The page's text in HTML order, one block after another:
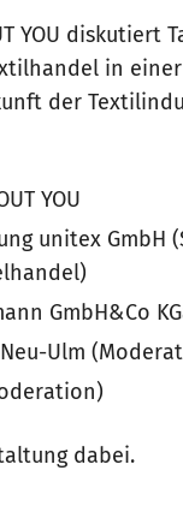
YOU diskutiert
in einer
der
YOU
unitex GmbH
GmbH&Co
Ulm
dabei.